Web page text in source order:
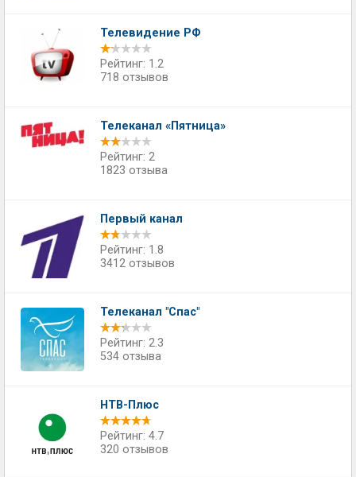
Телевидение РФ
Рейтинг: 1.2
718 отзывов
Телеканал «Пятница»
Рейтинг: 2
1823 отзыва
Первый канал
Рейтинг: 1.8
3412 отзывов
Телеканал "Спас"
Рейтинг: 2.3
534 отзыва
НТВ-Плюс
Рейтинг: 4.7
320 отзывов